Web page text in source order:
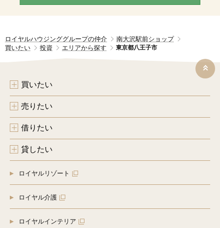
ロイヤルハウジンググループの仲介
南大沢駅前ショップ
買いたい
投資 エリアから探す 東京都八王子市
買いたい
売りたい
借りたい
貸したい
ロイヤルリゾート
ロイヤル介護
ロイヤルインテリア